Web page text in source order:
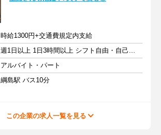
時給1300円+交通費規定内支給
週1日以上 1日3時間以上 シフト自由・自己申告
アルバイト・パート
綱島駅 バス10分
この企業の求人一覧を見る